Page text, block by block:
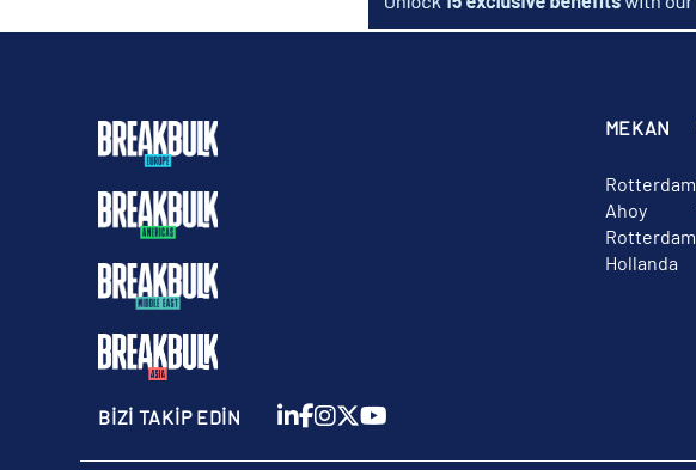
MEKAN
Rotterdam
Ahoy
Rotterdam
Hollanda
BİZİ TAKİP EDİN